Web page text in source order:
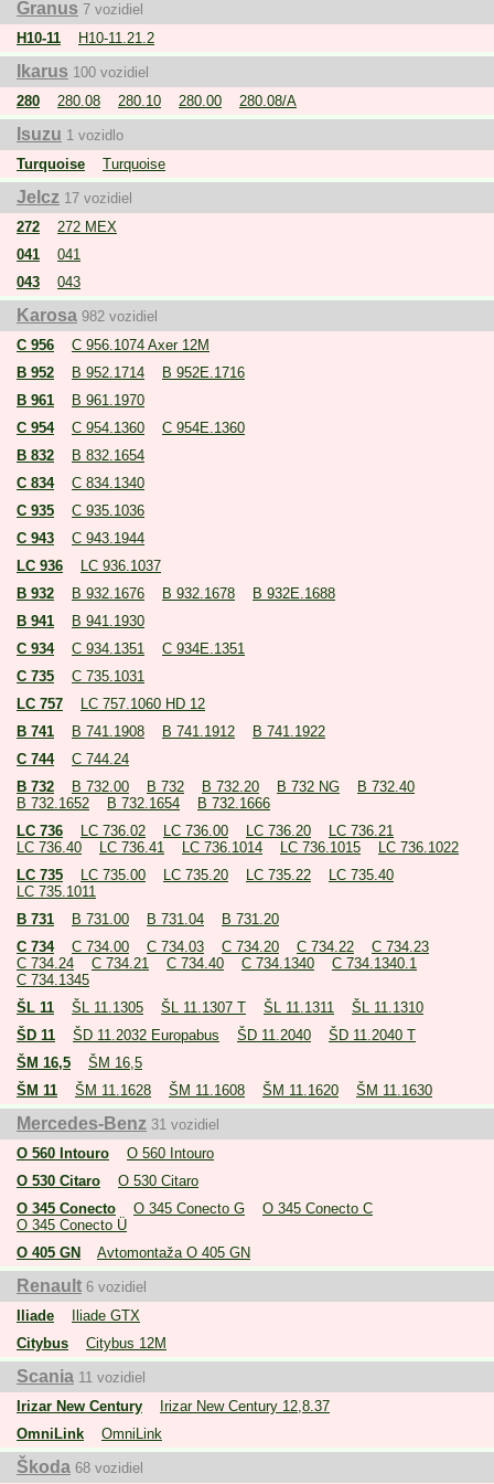
autobusy.
Granus 7 vozidiel
H10-11
H10-11.21.2
Ikarus 100 vozidiel
280
280.08 280.10 280.00 280.08/A
Isuzu 1 vozidlo
Turquoise
Turquoise
Jelcz 17 vozidiel
272
272 MEX
041
041
043
043
Karosa 982 vozidiel
C 956
C 956.1074 Axer 12M
B 952
B 952.1714
B 952E.1716
B 961
B 961.1970
C 954
C 954.1360
C 954E.1360
B 832
B 832.1654
C 834
C 834.1340
C 935
C 935.1036
C 943
C 943.1944
LC 936
LC 936.1037
B 932
B 932.1676 B 932.1678
B 932E.1688
B 941
B 941.1930
C 934
C 934.1351
C 934E.1351
C 735
C 735.1031
LC 757
LC 757.1060 HD 12
B 741
B 741.1908 B 741.1912
B 741.1922
C 744
C 744.24
B 732
B 732.00 B 732 B 732.20 B 732 NG
B 732.40
B 732.1652
B 732.1654
B 732.1666
LC 736
LC 736.02 LC 736.00 LC 736.20
LC 736.21
LC 736.40
LC 736.41 LC 736.1014 LC 736.1015
LC 736.1022
LC 735
LC 735.00 LC 735.20 LC 735.22
LC 735.40
LC 735.1011
B 731
B 731.00 B 731.04
B 731.20
C 734
C 734.00 C 734.03 C 734.20 C 734.22
C 734.23
C 734.24
C 734.21 C 734.40 C 734.1340
C 734.1340.1
C 734.1345
ŠL 11
ŠL 11.1305 ŠL 11.1307 T ŠL 11.1311
ŠL 11.1310
ŠD 11
ŠD 11.2032 Europabus ŠD 11.2040
ŠD 11.2040 T
ŠM 16,5
ŠM 16,5
ŠM 11
ŠM 11.1628 ŠM 11.1608 ŠM 11.1620 ŠM 11.1630
Mercedes-Benz 31 vozidiel
O 560 Intouro
O 560 Intouro
O 530 Citaro
O 530 Citaro
O 345 Conecto
O 345 Conecto G
O 345 Conecto C
O 345 Conecto Ü
O 405 GN
Avtomontaža O 405 GN
Renault 6 vozidiel
Iliade
Iliade GTX
Citybus
Citybus 12M
Scania 11 vozidiel
Irizar New Century
Irizar New Century 12,8.37
OmniLink
OmniLink
Škoda 68 vozidiel